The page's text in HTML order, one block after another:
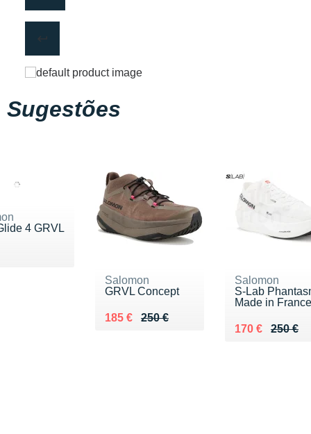
Sugestões
4 GRVL
Salomon
GRVL Concept
250 €
Au lieu de 250 €
185 €
Vendu 185 €
Salomon
S-Lab
Made in
250 €
Au lieu de 250
170 €
Vendu 170 €